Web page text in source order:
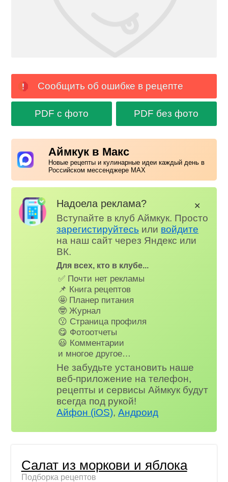
Сообщить об ошибке в рецепте
PDF с фото PDF без фото
Аймкук в Макс
Новые рецепты и кулинарные идеи каждый день в
Российском мессенджере MAX
Надоела реклама?
Вступайте в клуб Аймкук. Просто
зарегистируйтесь или войдите
на наш сайт через Яндекс или
ВК.
Для всех, кто в клубе...
✅ Почти нет рекламы
📌 Книга рецептов
🤩 Планер питания
🤓 Журнал
😗 Страница профиля
😋 Фотоотчеты
😃 Комментарии
и многое другое…
Не забудьте установить наше
веб-приложение на телефон,
рецепты и сервисы Аймкук будут
всегда под рукой!
Айфон (iOS),Андроид
✕
Салат из моркови и яблока
Подборка рецептов